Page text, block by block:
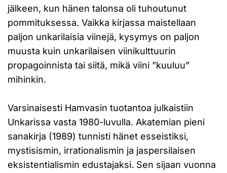
jälkeen, kun hänen talonsa oli tuhoutunut
pommituksessa. Vaikka kirjassa maistellaan
paljon unkarilaisia viinejä, kysymys on paljon
muusta kuin unkarilaisen viinikulttuurin
propagoinnista tai siitä, mikä viini ”kuuluu”
mihinkin.
Varsinaisesti Hamvasin tuotantoa julkaistiin
Unkarissa vasta 1980-luvulla. Akatemian pieni
sanakirja (1989) tunnisti hänet esseistiksi,
mystisismin, irrationalismin ja jaspersilaisen
eksistentialismin edustajaksi. Sen sijaan vuonna